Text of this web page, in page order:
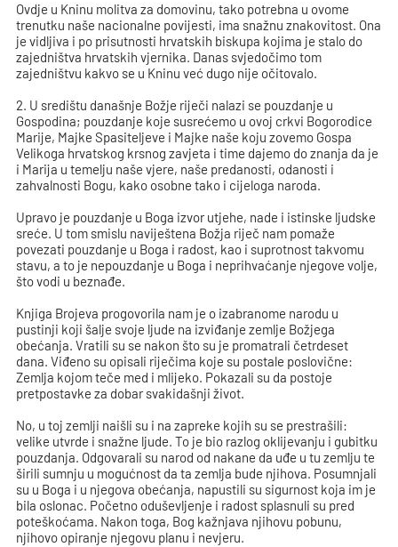
Ovdje u Kninu molitva za domovinu, tako potrebna u ovome
trenutku naše nacionalne povijesti, ima snažnu znakovitost. Ona
je vidljiva i po prisutnosti hrvatskih biskupa kojima je stalo do
zajedništva hrvatskih vjernika. Danas svjedočimo tom
zajedništvu kakvo se u Kninu već dugo nije očitovalo.
2. U središtu današnje Božje riječi nalazi se pouzdanje u
Gospodina; pouzdanje koje susrećemo u ovoj crkvi Bogorodice
Marije, Majke Spasiteljeve i Majke naše koju zovemo Gospa
Velikoga hrvatskog krsnog zavjeta i time dajemo do znanja da je
i Marija u temelju naše vjere, naše predanosti, odanosti i
zahvalnosti Bogu, kako osobne tako i cijeloga naroda.
Upravo je pouzdanje u Boga izvor utjehe, nade i istinske ljudske
sreće. U tom smislu naviještena Božja riječ nam pomaže
povezati pouzdanje u Boga i radost, kao i suprotnost takvomu
stavu, a to je nepouzdanje u Boga i neprihvaćanje njegove volje,
što vodi u beznađe.
Knjiga Brojeva progovorila nam je o izabranome narodu u
pustinji koji šalje svoje ljude na izviđanje zemlje Božjega
obećanja. Vratili su se nakon što su je promatrali četrdeset
dana. Viđeno su opisali riječima koje su postale poslovične:
Zemlja kojom teče med i mlijeko. Pokazali su da postoje
pretpostavke za dobar svakidašnji život.
No, u toj zemlji naišli su i na zapreke kojih su se prestrašili:
velike utvrde i snažne ljude. To je bio razlog oklijevanju i gubitku
pouzdanja. Odgovarali su narod od nakane da uđe u tu zemlju te
širili sumnju u mogućnost da ta zemlja bude njihova. Posumnjali
su u Boga i u njegova obećanja, napustili su sigurnost koja im je
bila oslonac. Početno oduševljenje i radost splasnuli su pred
poteškoćama. Nakon toga, Bog kažnjava njihovu pobunu,
njihovo opiranje njegovu planu i nevjeru.